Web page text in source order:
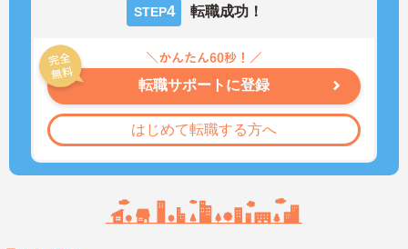
STEP4 転職成功！
転職サポートに登録
はじめて転職する方へ